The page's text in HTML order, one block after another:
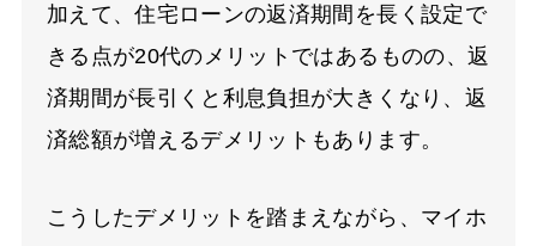
加えて、住宅ローンの返済期間を長く設定で
きる点が20代のメリットではあるものの、返
済期間が長引くと利息負担が大きくなり、返
済総額が増えるデメリットもあります。
こうしたデメリットを踏まえながら、マイホ